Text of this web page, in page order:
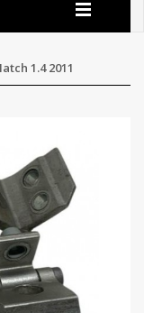
1.4 2011